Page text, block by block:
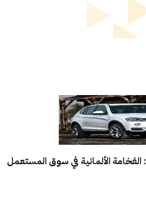
بي ام دبليو X3 2016: الفخامة الألمانية في سوق المستعمل